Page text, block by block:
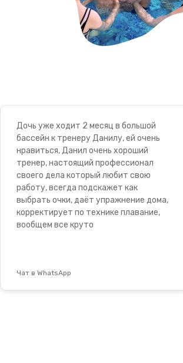
Дочь уже ходит 2 месяц в большой
бассейн к тренеру Данилу, ей очень
нравиться, Данил очень хороший
тренер, настоящий профессионал
своего дела который любит свою
работу, всегда подскажет как
выбрать очки, даёт упражнение дома,
корректирует по технике плавание,
вообщем все круто
Чат в WhatsApp